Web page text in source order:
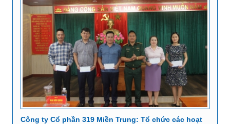
Công ty Cổ phần 319 Miền Trung: Tổ chức các hoạt